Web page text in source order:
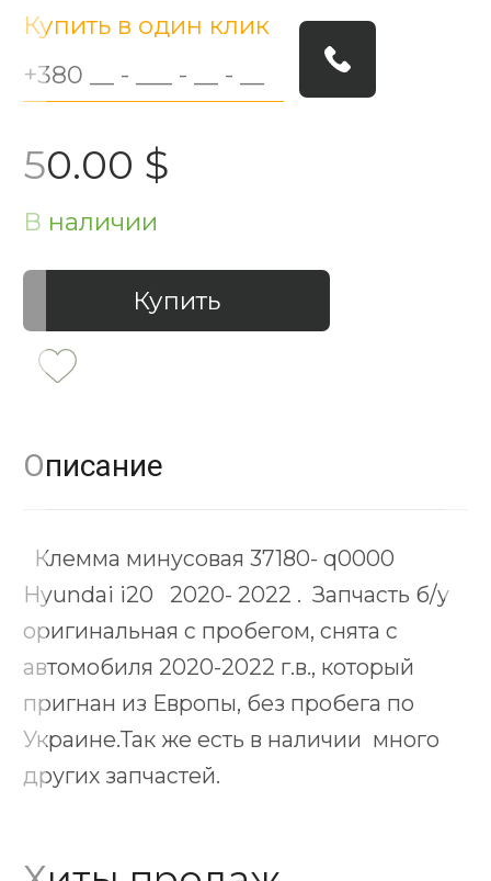
50.00 $
В наличии
Купить в один клик
Купить
Описание
Клемма минусовая 37180- q0000
Hyundai i20 2020- 2022 . Запчасть б/у
оригинальная с пробегом, снята с
автомобиля 2020-2022 г.в., который
пригнан из Европы, без пробега по
Украине.Так же есть в наличии много
других запчастей.